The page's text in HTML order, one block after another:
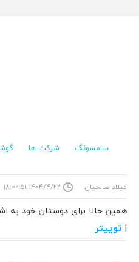
سامسونگ شرکت ها
میلاد صالحیان ۱۴۰۴/۴/۲۲ ۱۸:۰۰:۵۱
همین حالا برای دوستان خود به
| توییتر